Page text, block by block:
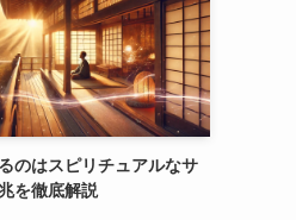
のはスピリチュアルなサ
を徹底解説